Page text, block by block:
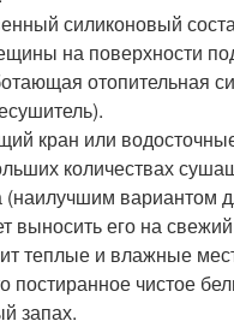
силиконовый
на поверхности
отопительная
кран или
количествах
(наилучшим вариантом
выносить его на
теплые и влажные
постиранное чистое
запах.